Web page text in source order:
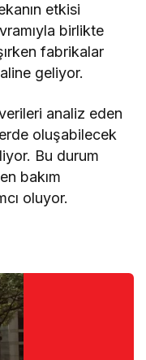
etkisi
birlikte
fabrikalar
geliyor.
analiz eden
oluşabilecek
Bu durum
bakım
oluyor.